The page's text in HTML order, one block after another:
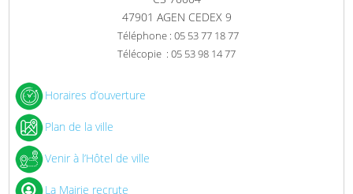
47901 AGEN CEDEX 9
Téléphone : 05 53 77 18 77
Télécopie : 05 53 98 14 77
Horaires d’ouverture
Plan de la ville
Venir à l’Hôtel de ville
La Mairie recrute